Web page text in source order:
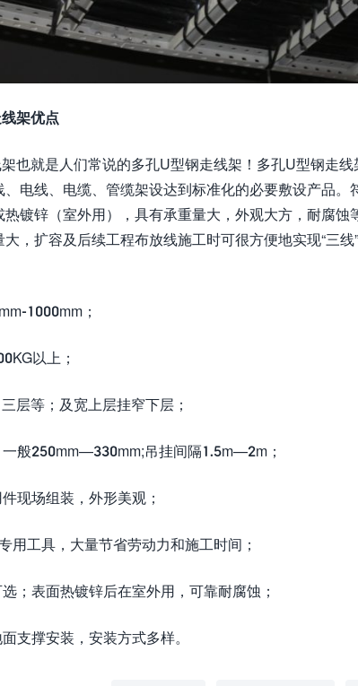
架优点
也就是人们常说的多孔U型钢走线架！多孔U型钢走
电线、电缆、管缆架设达到标准化的必要敷设产品
热镀锌（室外用），具有承重量大，外观大方，耐腐
，扩容及后续工程布放线施工时可很方便地实现“三
1000mm；
以上；
层等；及宽上层挂窄下层；
般250mm—330mm;吊挂间隔1.5m—2m；
现场组装，外形美观；
用工具，大量节省劳动力和施工时间；
；表面热镀锌后在室外用，可靠耐腐蚀；
支撑安装，安装方式多样。